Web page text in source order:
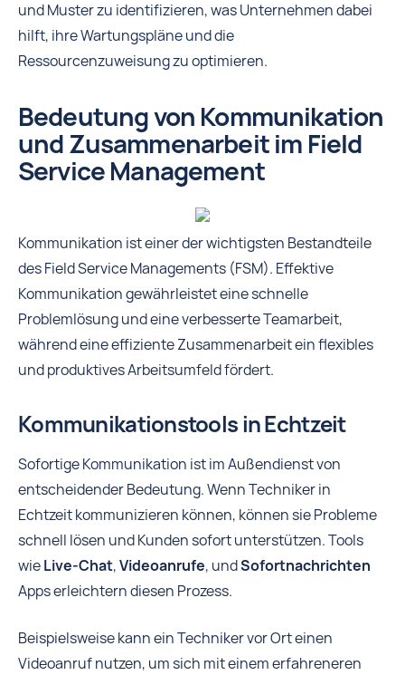
und Muster zu identifizieren, was Unternehmen dabei
hilft, ihre Wartungspläne und die
Ressourcenzuweisung zu optimieren.
Bedeutung von Kommunikation
und Zusammenarbeit im Field
Service Management
Kommunikation ist einer der wichtigsten Bestandteile
des Field Service Managements (FSM). Effektive
Kommunikation gewährleistet eine schnelle
Problemlösung und eine verbesserte Teamarbeit,
während eine effiziente Zusammenarbeit ein flexibles
und produktives Arbeitsumfeld fördert.
Kommunikationstools in Echtzeit
Sofortige Kommunikation ist im Außendienst von
entscheidender Bedeutung. Wenn Techniker in
Echtzeit kommunizieren können, können sie Probleme
schnell lösen und Kunden sofort unterstützen. Tools
wieLive-Chat,Videoanrufe, undSofortnachrichten
Apps erleichtern diesen Prozess.
Beispielsweise kann ein Techniker vor Ort einen
Videoanruf nutzen, um sich mit einem erfahreneren